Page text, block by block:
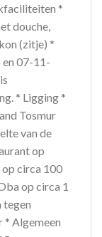
*
douche,
(zitje) *
en 07-11-
* Ligging *
Tosmur
van de
op
circa 100
op circa 1
tegen
* Algemeen